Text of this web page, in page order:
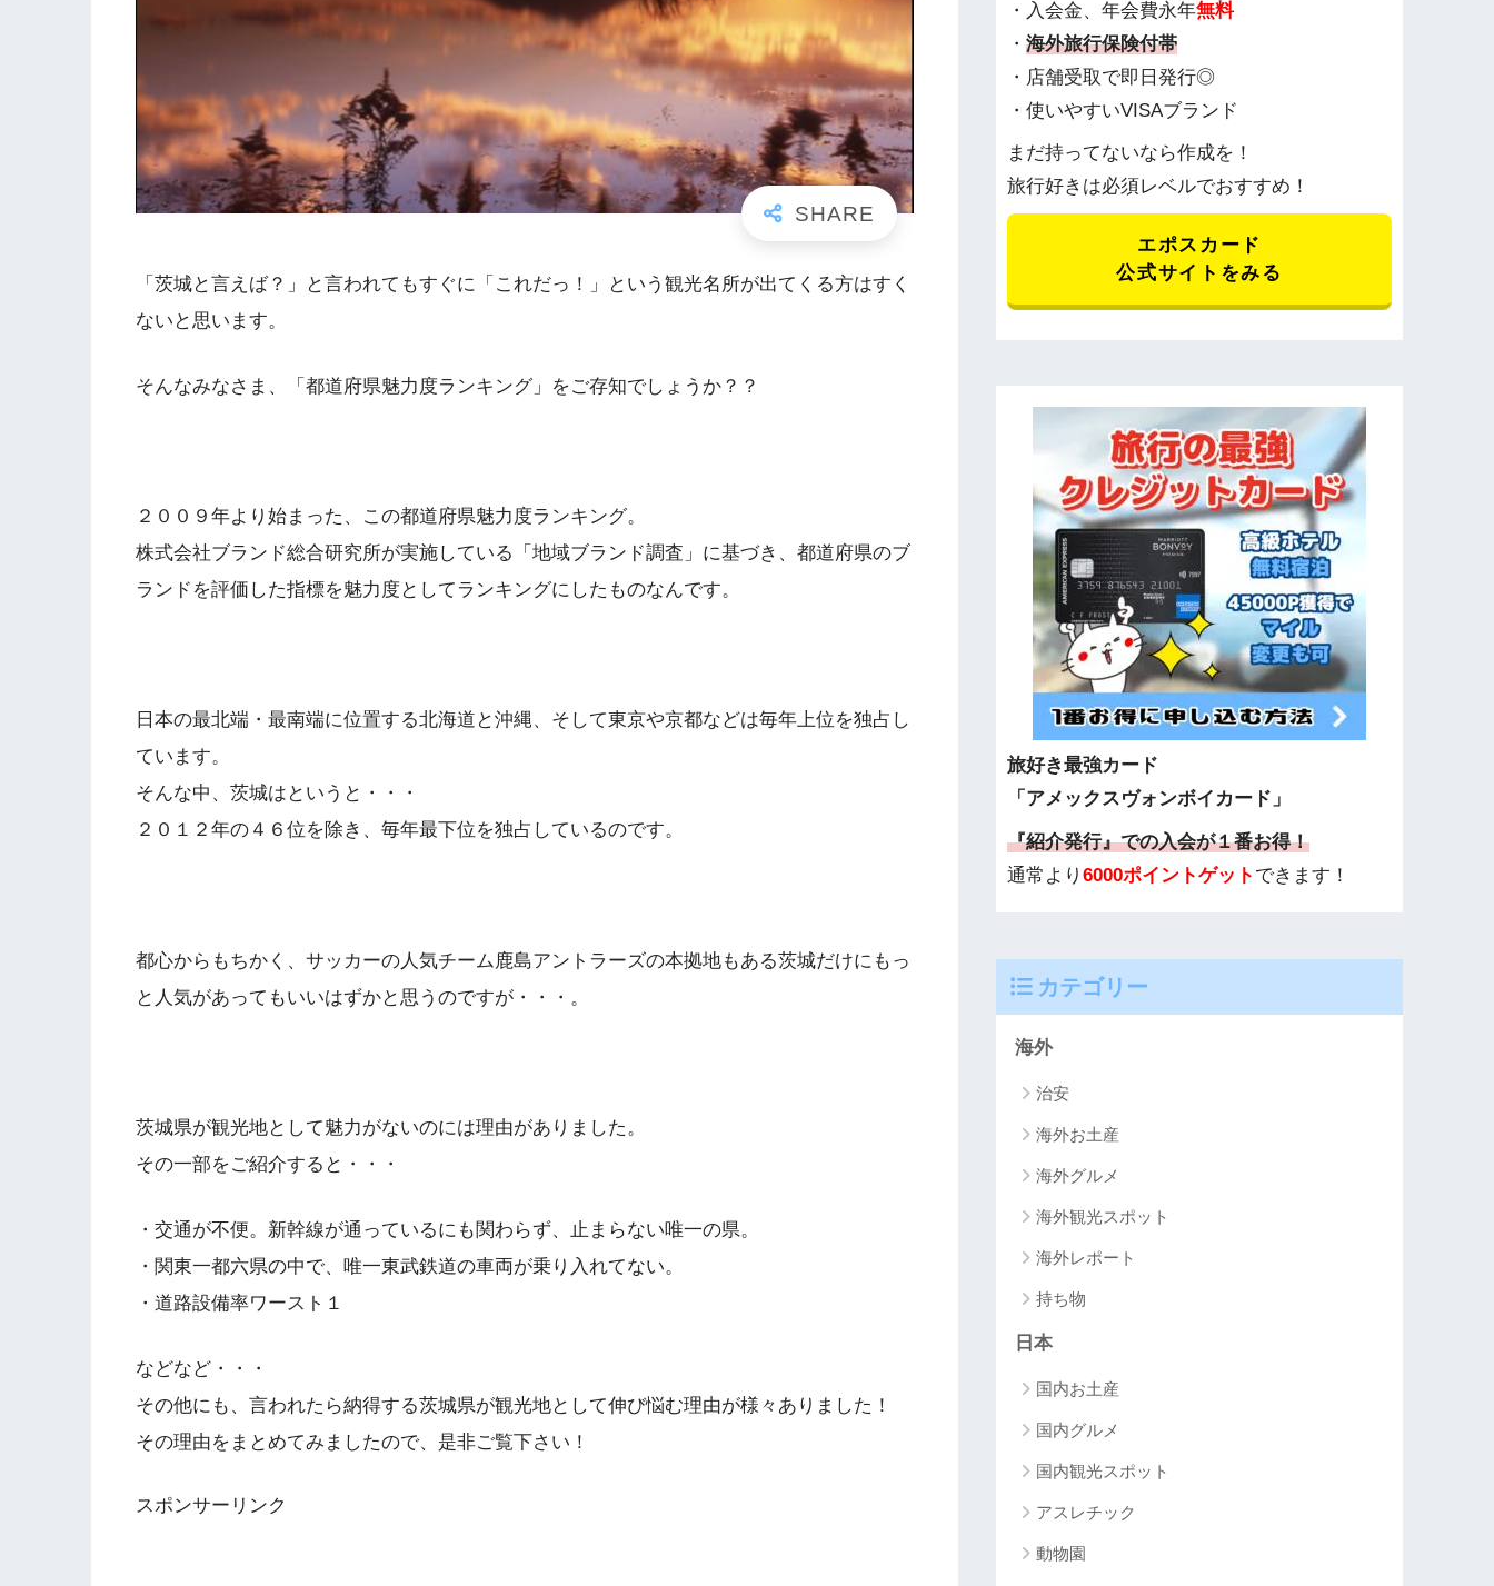
「 茨城と言えば？ 」と言われてもすぐに「これだっ！」という観光名所が出てくる方はすく
ないと思います。
そんなみなさま、「 都道府県魅力度ランキング」をご存知でしょうか？？
２００９年より始まった、この都道府県魅力度ランキング。
株式会社ブランド総合研究所が実施している「地域ブランド調査」に基づき、都道府県のブ
ランドを評価した指標を魅力度としてランキングにしたものなんです。
日本の最北端・最南端に位置する北海道と沖縄、そして東京や京都などは毎年上位を独占し
ています。
そんな中、茨城はというと・・・
２０１２年の４６位を除き、毎年最下位を独占しているのです。
都心からもちかく 、サッカーの人気チーム鹿島アントラーズの本拠地もある茨城だけにもっ
と人気があってもいいはずかと思うのですが・・・。
茨城県が観光地として魅力がないのには理由がありました。
その一部をご紹介すると・・・
・交通が不便。新幹線が通っているにも関わらず、止まらない唯一の県。
・関東一都六県の中で、唯一東武鉄道の車両が乗り入れてない。
・道路設備率ワースト１
などなど・・・
その他にも、言われたら納得する茨城県が観光地として伸び悩む理由が様々ありました！
その理由をまとめてみましたので、是非ご覧下さい！
スポンサーリンク
・入会金、年会費永年無料
・海外旅行保険付帯
・店舗受取で即日発行◎
・使いやすいVISAブランド
まだ持ってないなら作成を！
旅行好きは必須レベルでおすすめ！
エポスカード
公式サイトをみる
旅好き最強カード
「アメックスヴォンボイカード」
『紹介発行』での入会が１番お得！
通常より6000ポイントゲット できます！
カテゴリー
海外
治安
海外お土産
海外グルメ
海外観光スポット
海外レポート
持ち物
日本
国内お土産
国内グルメ
国内観光スポット
アスレチック
動物園